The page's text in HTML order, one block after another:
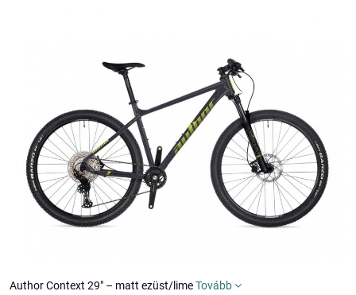
Author Context 29" – matt ezüst/limeTovább